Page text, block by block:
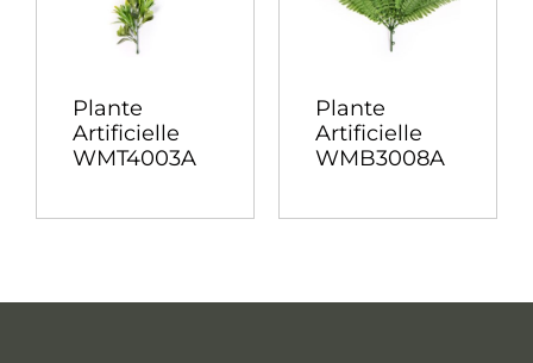
Plante
Artificielle
WMT4003A
Plante
Artificielle
WMB3008A